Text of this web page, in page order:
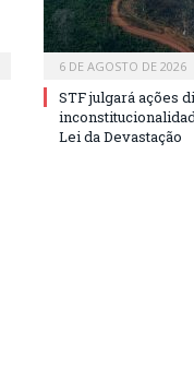
6 DE AGOSTO DE 2026
STF julgará ações
Lei da Devastação